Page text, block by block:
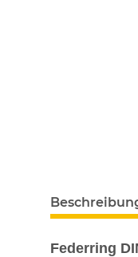
Federring